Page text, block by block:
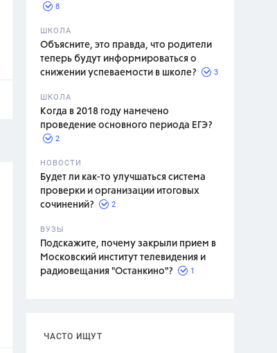
8
ШКОЛА
Объясните, это правда, что родители
теперь будут информироваться о
снижении успеваемости в школе?
3
ШКОЛА
Когда в 2018 году намечено
проведение основного периода ЕГЭ?
2
НОВОСТИ
Будет ли как-то улучшаться система
проверки и организации итоговых
сочинений?
2
ВУЗЫ
Подскажите, почему закрыли прием в
Московский институт телевидения и
радиовещания "Останкино"?
1
ЧАСТО ИЩУТ